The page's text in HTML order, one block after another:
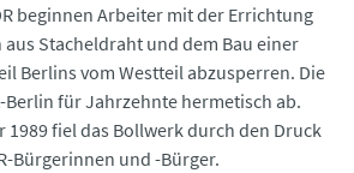
beginnen Arbeiter mit der Errichtung
Stacheldraht und dem Bau einer
Berlins vom Westteil abzusperren. Die
Berlin für Jahrzehnte hermetisch ab.
1989 fiel das Bollwerk durch den Druck
Bürgerinnen und -Bürger.